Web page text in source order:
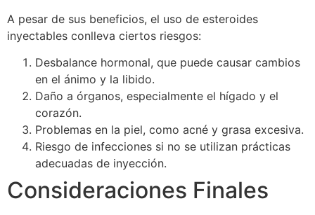
A pesar de sus beneficios, el uso de esteroides
inyectables conlleva ciertos riesgos:
Desbalance hormonal, que puede causar cambios
en el ánimo y la libido.
Daño a órganos, especialmente el hígado y el
corazón.
Problemas en la piel, como acné y grasa excesiva.
Riesgo de infecciones si no se utilizan prácticas
adecuadas de inyección.
Consideraciones Finales